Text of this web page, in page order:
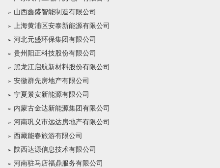
山西鑫盛智能制造有限公司
上海黄浦区安泰新能源有限公司
河北元盛环保集团有限公司
贵州阳正科技股份有限公司
黑龙江启航新材料股份有限公司
安徽群先房地产有限公司
宁夏景安新能源有限公司
内蒙古金达新能源集团有限公司
河南巩义市远达房地产有限公司
西藏能春旅游有限公司
陕西达源信息技术有限公司
河南驻马店福鼎服务有限公司